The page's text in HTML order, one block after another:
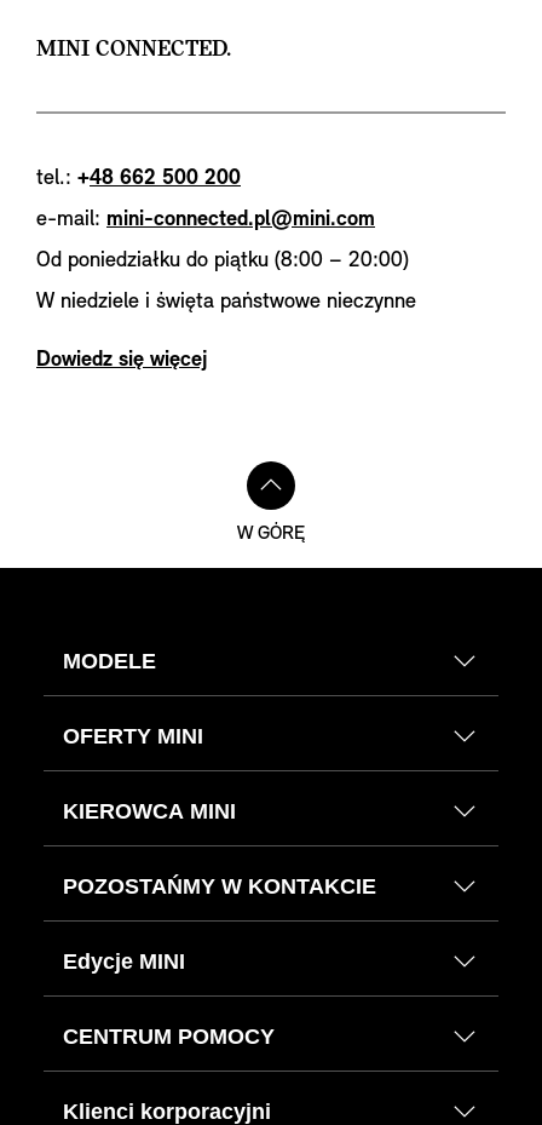
MINI CONNECTED.
tel.: +48 662 500 200
e-mail: mini-connected.pl@mini.com
Od poniedziałku do piątku (8:00 – 20:00)
W niedziele i święta państwowe nieczynne
Dowiedz się więcej
W GÓRĘ
MODELE
OFERTY MINI
KIEROWCA MINI
POZOSTAŃMY W KONTAKCIE
Edycje MINI
CENTRUM POMOCY
Klienci korporacyjni